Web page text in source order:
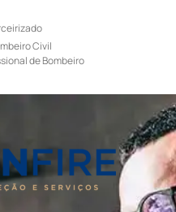
Civil
de Bombeiro
Socorros
Civil